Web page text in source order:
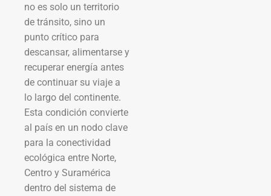
no es solo un territorio
de tránsito, sino un
punto crítico para
descansar, alimentarse y
recuperar energía antes
de continuar su viaje a
lo largo del continente.
Esta condición convierte
al país en un nodo clave
para la conectividad
ecológica entre Norte,
Centro y Suramérica
dentro del sistema de